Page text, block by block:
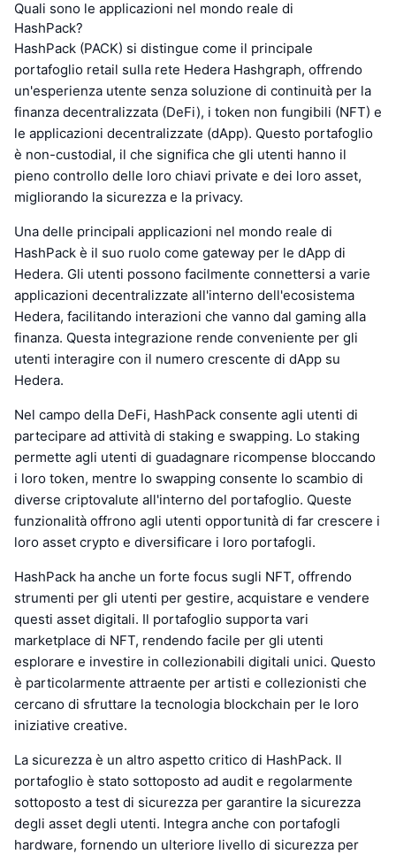
Quali sono le applicazioni nel mondo reale di
HashPack?
HashPack (PACK) si distingue come il principale
portafoglio retail sulla rete Hedera Hashgraph, offrendo
un'esperienza utente senza soluzione di continuità per la
finanza decentralizzata (DeFi), i token non fungibili (NFT) e
le applicazioni decentralizzate (dApp). Questo portafoglio
è non-custodial, il che significa che gli utenti hanno il
pieno controllo delle loro chiavi private e dei loro asset,
migliorando la sicurezza e la privacy.
Una delle principali applicazioni nel mondo reale di
HashPack è il suo ruolo come gateway per le dApp di
Hedera. Gli utenti possono facilmente connettersi a varie
applicazioni decentralizzate all'interno dell'ecosistema
Hedera, facilitando interazioni che vanno dal gaming alla
finanza. Questa integrazione rende conveniente per gli
utenti interagire con il numero crescente di dApp su
Hedera.
Nel campo della DeFi, HashPack consente agli utenti di
partecipare ad attività di staking e swapping. Lo staking
permette agli utenti di guadagnare ricompense bloccando
i loro token, mentre lo swapping consente lo scambio di
diverse criptovalute all'interno del portafoglio. Queste
funzionalità offrono agli utenti opportunità di far crescere i
loro asset crypto e diversificare i loro portafogli.
HashPack ha anche un forte focus sugli NFT, offrendo
strumenti per gli utenti per gestire, acquistare e vendere
questi asset digitali. Il portafoglio supporta vari
marketplace di NFT, rendendo facile per gli utenti
esplorare e investire in collezionabili digitali unici. Questo
è particolarmente attraente per artisti e collezionisti che
cercano di sfruttare la tecnologia blockchain per le loro
iniziative creative.
La sicurezza è un altro aspetto critico di HashPack. Il
portafoglio è stato sottoposto ad audit e regolarmente
sottoposto a test di sicurezza per garantire la sicurezza
degli asset degli utenti. Integra anche con portafogli
hardware, fornendo un ulteriore livello di sicurezza per